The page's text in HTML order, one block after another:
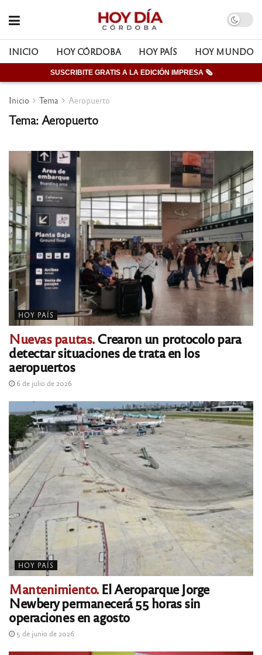
INICIO HOY CÓRDOBA HOY PAÍS HOY MUNDO
SUSCRIBITE GRATIS A LA EDICIÓN IMPRESA 🗞
Inicio Tema Aeropuerto
Tema: Aeropuerto
HOY PAÍS
Nuevas pautas.Crearon un protocolo para
detectar situaciones de trata en los
aeropuertos
6 de julio de 2026
HOY PAÍS
Mantenimiento.El Aeroparque Jorge
Newbery permanecerá 55 horas sin
operaciones en agosto
5 de junio de 2026